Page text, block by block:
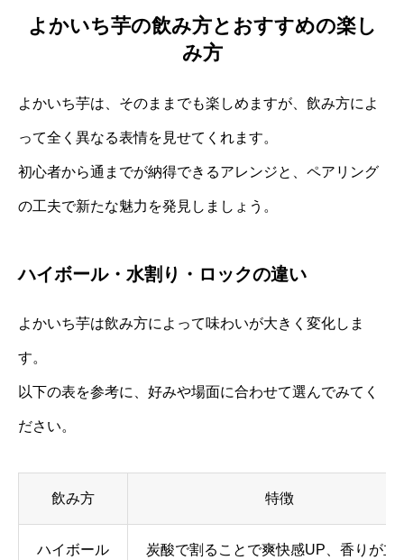
よかいち芋の飲み方とおすすめの楽し
み方
よかいち芋は、そのままでも楽しめますが、飲み方によ
って全く異なる表情を見せてくれます。
初心者から通までが納得できるアレンジと、ペアリング
の工夫で新たな魅力を発見しましょう。
ハイボール・水割り・ロックの違い
よかいち芋は飲み方によって味わいが大きく変化しま
す。
以下の表を参考に、好みや場面に合わせて選んでみてく
ださい。
飲み方 特徴
ハイボール 炭酸で割ることで爽快感UP、香りが立